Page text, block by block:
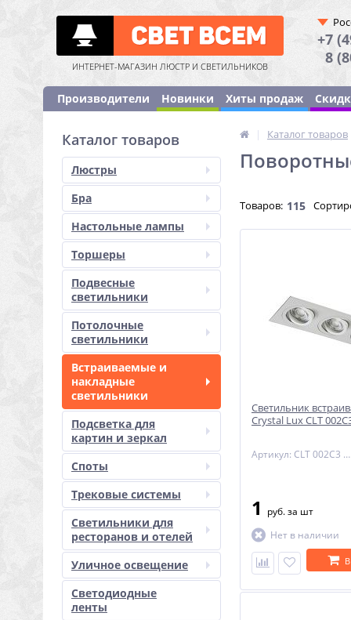
ИНТЕРНЕТ-МАГАЗИН ЛЮСТР И СВЕТИЛЬНИКОВ
+7
8
Производители Новинки Хиты продаж
Каталог товаров
Люстры
Бра
Настольные лампы
Торшеры
Подвесные
светильники
Потолочные
светильники
Встраиваемые и
накладные
светильники
Подсветка для
картин и зеркал
Споты
Трековые системы
Светильники для
ресторанов и отелей
Уличное освещение
Светодиодные
ленты
| Каталог товаров
Товаров: 115
Светильник
Crystal Lux CLT
Артикул: CLT 002C3 WH
1 руб.за шт
Нет в наличии